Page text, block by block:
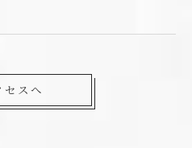
セスへ